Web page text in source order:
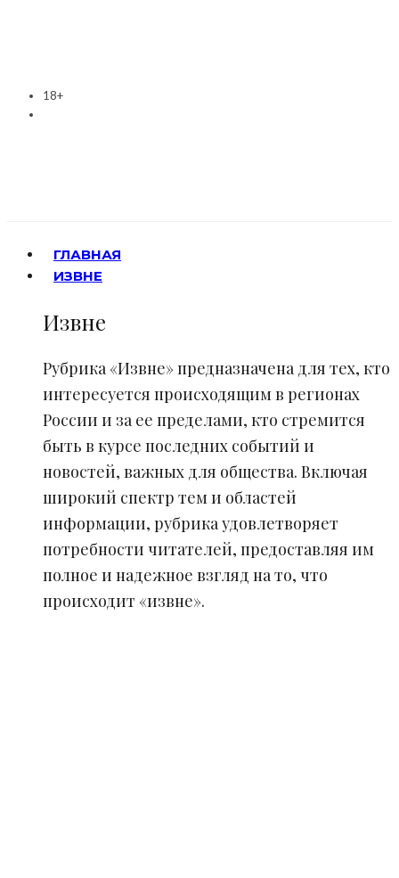
18+
ГЛАВНАЯ
ИЗВНЕ
Извне
Рубрика «Извне» предназначена для тех, кто
интересуется происходящим в регионах
России и за ее пределами, кто стремится
быть в курсе последних событий и
новостей, важных для общества. Включая
широкий спектр тем и областей
информации, рубрика удовлетворяет
потребности читателей, предоставляя им
полное и надежное взгляд на то, что
происходит «извне».